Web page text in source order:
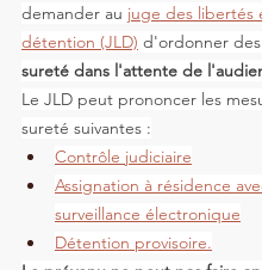
demander au juge des libertés
détention (JLD) d'ordonner des
sureté dans l'attente de
Le JLD peut prononcer les
sureté suivantes :
Contrôle judiciaire
Assignation à résidence
surveillance électronique
Détention provisoire.